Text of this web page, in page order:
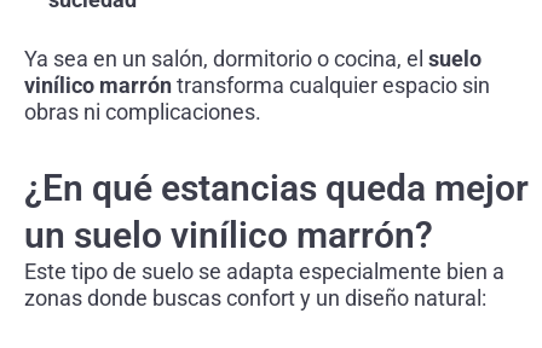
Ya sea en un salón, dormitorio o cocina, el suelo
vinílico marróntransforma cualquier espacio sin
obras ni complicaciones.
¿En qué estancias queda mejor
un suelo vinílico marrón?
Este tipo de suelo se adapta especialmente bien a
zonas donde buscas confort y un diseño natural: